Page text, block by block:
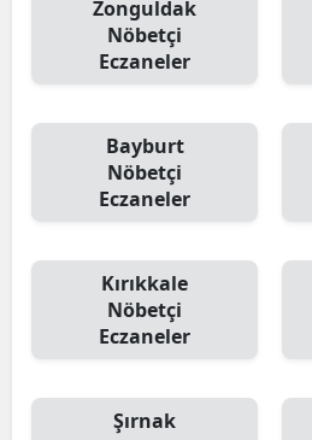
Zonguldak
Nöbetçi
Eczaneler
Bayburt
Nöbetçi
Eczaneler
Kırıkkale
Nöbetçi
Eczaneler
Şırnak